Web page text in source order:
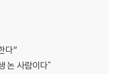
니아 주립대학교에서 생태
교수로 재직했다
다”
논 사람이다"